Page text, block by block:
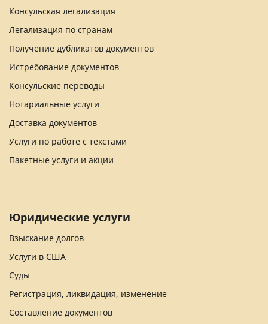
Консульская легализация
Легализация по странам
Получение дубликатов документов
Истребование документов
Консульские переводы
Нотариальные услуги
Доставка документов
Услуги по работе с текстами
Пакетные услуги и акции
Юридические услуги
Взыскание долгов
Услуги в США
Суды
Регистрация, ликвидация, изменение
Составление документов